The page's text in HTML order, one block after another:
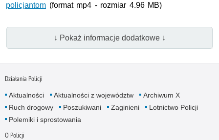
policjantom (format mp4 - rozmiar 4.96 MB)
↓ Pokaż informacje dodatkowe ↓
Działania Policji
Aktualności Aktualności z województw
Archiwum X
Ruch drogowy
Poszukiwani Zaginieni
Lotnictwo Policji
Polemiki i sprostowania
O Policji